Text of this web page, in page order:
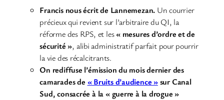
Francis nous écrit de Lannemezan. Un courrier
précieux qui revient sur l’arbitraire du QI, la
réforme des RPS, et les« mesures d’ordre et de
sécurité », alibi administratif parfait pour pourrir
la vie des récalcitrants.
On rediffuse l’émission du mois dernier des
camarades de « Bruits d’audience »sur Canal
Sud, consacrée à la « guerre à la drogue »